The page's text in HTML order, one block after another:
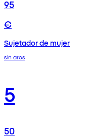
95
€
Sujetador de mujer
sin aros
5
50